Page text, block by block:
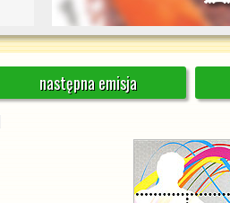
następna emisja